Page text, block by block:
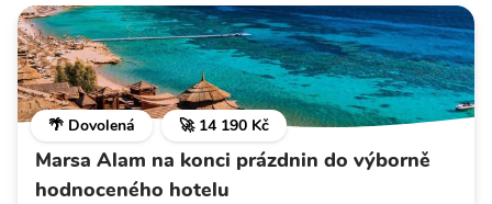
🌴 Dovolená 🚀 14 190 Kč
Marsa Alam na konci prázdnin do výborně
hodnoceného hotelu